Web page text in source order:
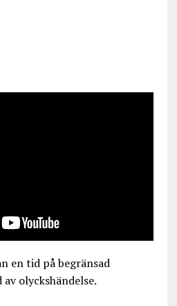
en tid på begränsad
olyckshändelse.